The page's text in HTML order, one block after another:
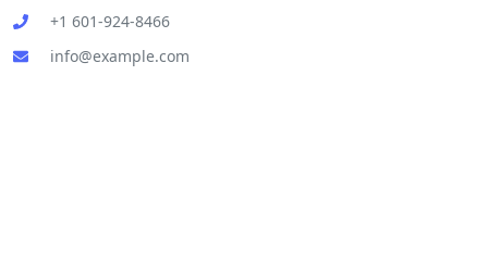
+1 601-924-8466
info@example.com